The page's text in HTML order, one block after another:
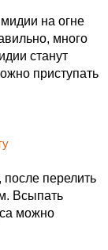
на огне
много
станут
приступать
после перелить
Всыпать
можно